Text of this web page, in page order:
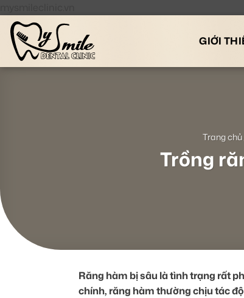
nội
dung
GIỚI
Trang chủ
Trồng
Răng hàm bị sâu là tình trạng rất
chính, răng hàm thường chịu tác